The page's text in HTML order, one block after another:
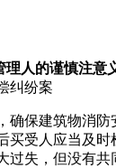
人的谨慎注
纠纷案
保建筑物消
受人应当及
失，但没有